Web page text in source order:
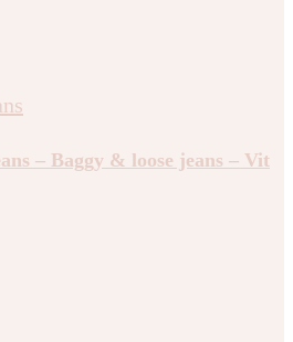
– Baggy & loose jeans – Vit